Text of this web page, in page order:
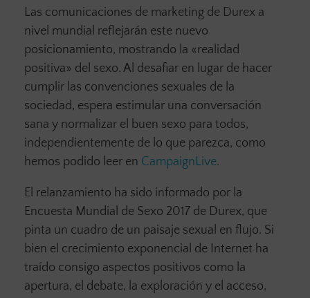
Las comunicaciones de marketing de Durex a
nivel mundial reflejarán este nuevo
posicionamiento, mostrando la «realidad
positiva» del sexo. Al desafiar en lugar de hacer
cumplir las convenciones sexuales de la
sociedad, espera estimular una conversación
sana y normalizar el buen sexo para todos,
independientemente de lo que parezca, como
hemos podido leer en CampaignLive.
El relanzamiento ha sido informado por la
Encuesta Mundial de Sexo 2017 de Durex, que
pinta un cuadro de un paisaje sexual en flujo. Si
bien el crecimiento exponencial de Internet ha
traído consigo aspectos positivos como la
apertura, el debate, la exploración y el acceso,